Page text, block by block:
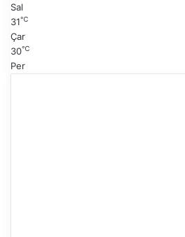
Sal
31℃
Çar
30℃
Per